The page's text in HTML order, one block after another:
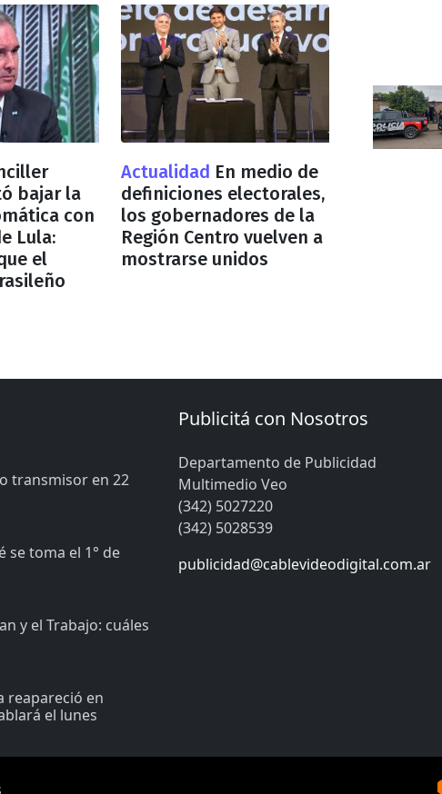
bajar la
con
Lula:
el
Actualidad En medio de
definiciones electorales,
los gobernadores de la
Región Centro vuelven a
mostrarse unidos
transmisor en 22
se toma el 1° de
y el Trabajo: cuáles
reapareció en
el lunes
Publicitá con Nosotros
Departamento de Publicidad
Multimedio Veo
(342) 5027220
(342) 5028539
publicidad@cablevideodigital.com.ar